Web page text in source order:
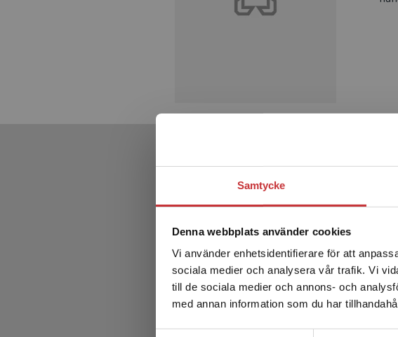
Samtycke
Denna webbplats använder cookies
Vi använder enhetsidentifierare för att
sociala medier och analysera vår trafik. Vi
till de sociala medier och annons- och
med annan information som du har
Det verkar
enhet utanför
Sverige. För